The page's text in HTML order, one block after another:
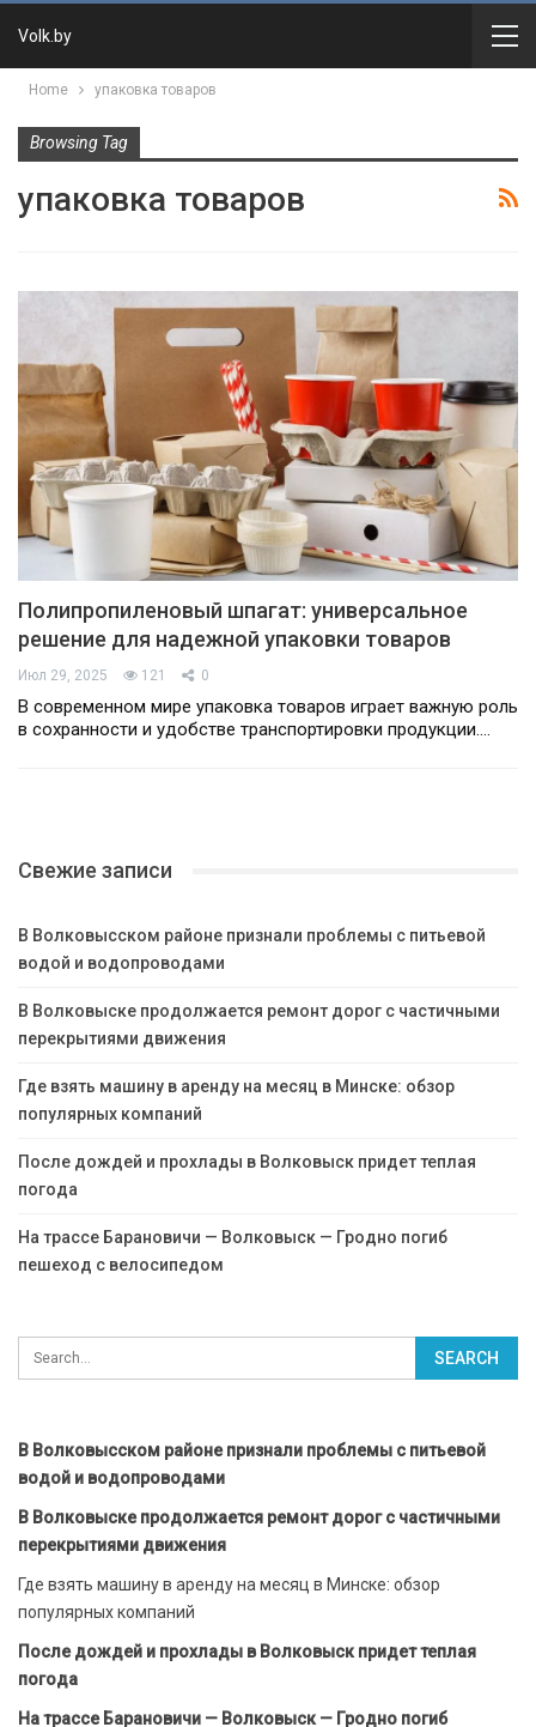
Volk.by
Home упаковка товаров
Browsing Tag
упаковка товаров
Полипропиленовый шпагат: универсальное
решение для надежной упаковки товаров
Июл 29, 2025 121 0
В современном мире упаковка товаров играет важную роль
в сохранности и удобстве транспортировки продукции.…
Свежие записи
В Волковысском районе признали проблемы с питьевой
водой и водопроводами
В Волковыске продолжается ремонт дорог с частичными
перекрытиями движения
Где взять машину в аренду на месяц в Минске: обзор
популярных компаний
После дождей и прохлады в Волковыск придет теплая
погода
На трассе Барановичи — Волковыск — Гродно погиб
пешеход с велосипедом
В Волковысском районе признали проблемы с питьевой
водой и водопроводами
В Волковыске продолжается ремонт дорог с частичными
перекрытиями движения
Где взять машину в аренду на месяц в Минске: обзор
популярных компаний
После дождей и прохлады в Волковыск придет теплая
погода
На трассе Барановичи — Волковыск — Гродно погиб